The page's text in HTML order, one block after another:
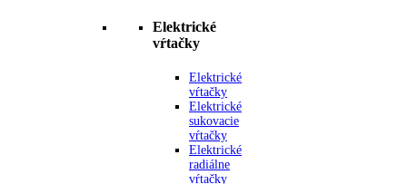
Elektrické
vŕtačky
Elektrické
vŕtačky
Elektrické
sukovacie
vŕtačky
Elektrické
radiálne
vŕtačky